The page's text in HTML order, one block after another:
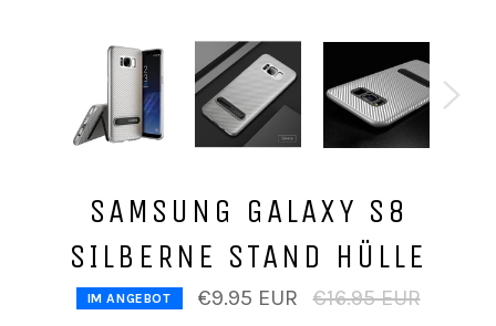
SAMSUNG GALAXY S8
SILBERNE STAND HÜLLE
IM ANGEBOT €9.95 EUR
Normaler
Preis
€16.95 EUR